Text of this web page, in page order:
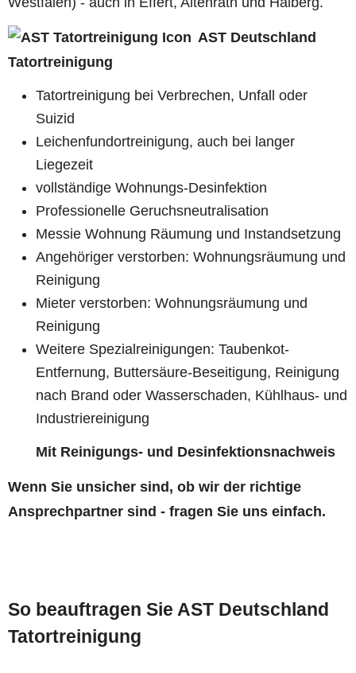
AST Deutschland
Tatortreinigung
Tatortreinigung bei Verbrechen, Unfall oder
Suizid
Leichenfundortreinigung, auch bei langer
Liegezeit
vollständige Wohnungs-Desinfektion
Professionelle Geruchsneutralisation
Messie Wohnung Räumung und Instandsetzung
Angehöriger verstorben: Wohnungsräumung und
Reinigung
Mieter verstorben: Wohnungsräumung und
Reinigung
Weitere Spezialreinigungen: Taubenkot-
Entfernung, Buttersäure-Beseitigung, Reinigung
nach Brand oder Wasserschaden, Kühlhaus- und
Industriereinigung
Mit Reinigungs- und Desinfektionsnachweis
Wenn Sie unsicher sind, ob wir der richtige
Ansprechpartner sind - fragen Sie uns einfach.
So beauftragen Sie AST Deutschland
Tatortreinigung